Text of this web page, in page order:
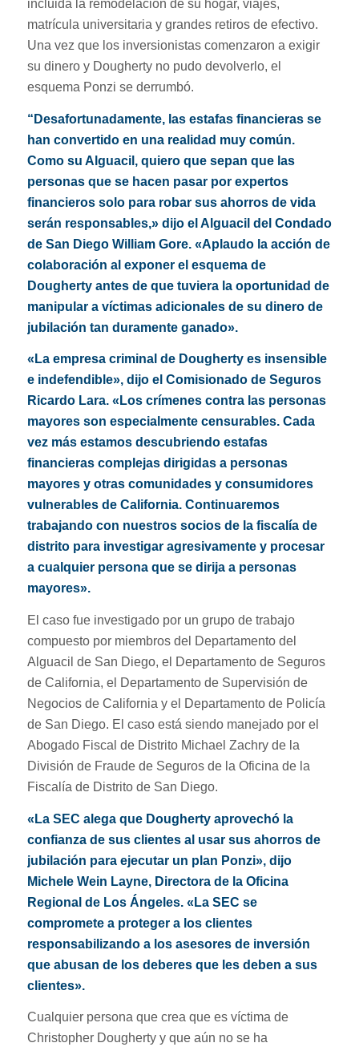
incluida la remodelación de su hogar, viajes,
matrícula universitaria y grandes retiros de efectivo.
Una vez que los inversionistas comenzaron a exigir
su dinero y Dougherty no pudo devolverlo, el
esquema Ponzi se derrumbó.
“Desafortunadamente, las estafas financieras se
han convertido en una realidad muy común.
Como su Alguacil, quiero que sepan que las
personas que se hacen pasar por expertos
financieros solo para robar sus ahorros de vida
serán responsables,» dijo el Alguacil del Condado
de San Diego William Gore. «Aplaudo la acción de
colaboración al exponer el esquema de
Dougherty antes de que tuviera la oportunidad de
manipular a víctimas adicionales de su dinero de
jubilación tan duramente ganado».
«La empresa criminal de Dougherty es insensible
e indefendible», dijo el Comisionado de Seguros
Ricardo Lara. «Los crímenes contra las personas
mayores son especialmente censurables. Cada
vez más estamos descubriendo estafas
financieras complejas dirigidas a personas
mayores y otras comunidades y consumidores
vulnerables de California. Continuaremos
trabajando con nuestros socios de la fiscalía de
distrito para investigar agresivamente y procesar
a cualquier persona que se dirija a personas
mayores».
El caso fue investigado por un grupo de trabajo
compuesto por miembros del Departamento del
Alguacil de San Diego, el Departamento de Seguros
de California, el Departamento de Supervisión de
Negocios de California y el Departamento de Policía
de San Diego. El caso está siendo manejado por el
Abogado Fiscal de Distrito Michael Zachry de la
División de Fraude de Seguros de la Oficina de la
Fiscalía de Distrito de San Diego.
«La SEC alega que Dougherty aprovechó la
confianza de sus clientes al usar sus ahorros de
jubilación para ejecutar un plan Ponzi», dijo
Michele Wein Layne, Directora de la Oficina
Regional de Los Ángeles. «La SEC se
compromete a proteger a los clientes
responsabilizando a los asesores de inversión
que abusan de los deberes que les deben a sus
clientes».
Cualquier persona que crea que es víctima de
Christopher Dougherty y que aún no se ha